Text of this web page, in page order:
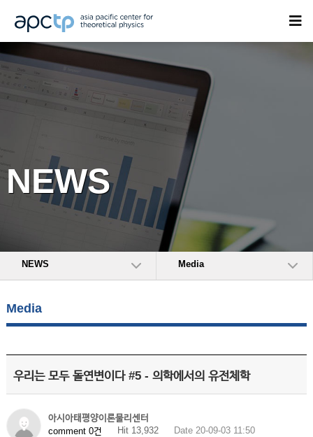
NEWS
NEWS Media
Media
우리는 모두 돌연변이다 #5 - 의학에서의 유전체학
아시아태평양이론물리센터
comment 0건
Hit 13,932 Date 20-09-03 11:50